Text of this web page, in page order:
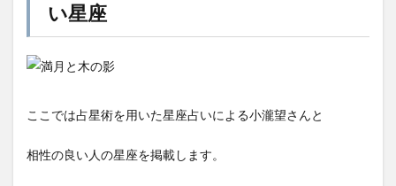
い星座
ここでは占星術を用いた星座占いによる小瀧望さんと
相性の良い人の星座を掲載します。